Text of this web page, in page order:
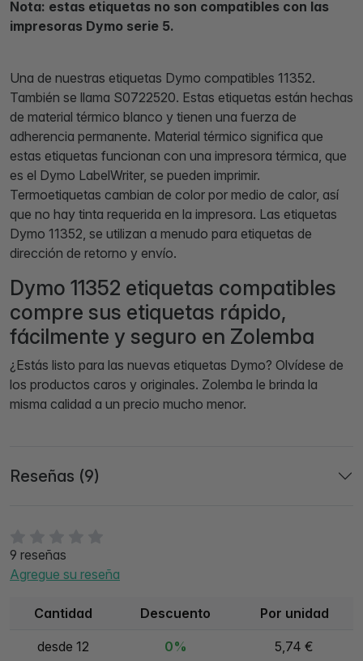
9 reseñas
Agregue su reseña
Cantidad Descuento Por unidad
desde 12 0% 5,74 €
Nota: estas etiquetas no son compatibles con las
impresoras Dymo serie 5.
Una de nuestras etiquetas Dymo compatibles 11352.
También se llama S0722520. Estas etiquetas están hechas
de material térmico blanco y tienen una fuerza de
adherencia permanente. Material térmico significa que
estas etiquetas funcionan con una impresora térmica, que
es el Dymo LabelWriter, se pueden imprimir.
Termoetiquetas cambian de color por medio de calor, así
que no hay tinta requerida en la impresora. Las etiquetas
Dymo 11352, se utilizan a menudo para etiquetas de
dirección de retorno y envío.
Dymo 11352 etiquetas compatibles
compre sus etiquetas rápido,
fácilmente y seguro en Zolemba
¿Estás listo para las nuevas etiquetas Dymo? Olvídese de
los productos caros y originales. Zolemba le brinda la
misma calidad a un precio mucho menor.
Reseñas (9)